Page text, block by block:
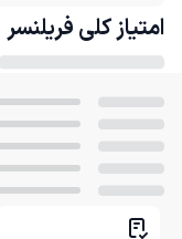
امتیاز کلی فریلنسر